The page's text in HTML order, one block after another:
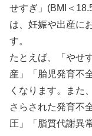
せすぎ」(BMI＜
は、妊娠や出産に
す。
たとえば、「やせ
産」「胎児発育不
くなります。また
さらされた発育不
圧」「脂質代謝異